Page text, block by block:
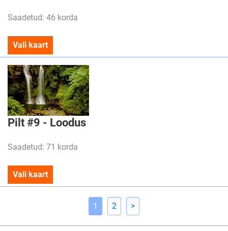
Saadetud: 46 korda
Vali kaart
Pilt #9 - Loodus
Saadetud: 71 korda
Vali kaart
1 2 >